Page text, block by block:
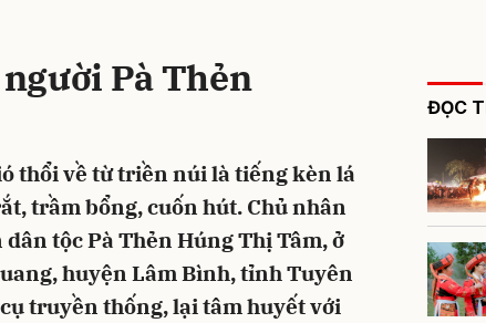
Pà Thẻn
thổi về từ triền núi là tiếng kèn lá
trầm bổng, cuốn hút. Chủ nhân
tộc Pà Thẻn Húng Thị Tâm, ở
huyện Lâm Bình, tỉnh Tuyên
truyền thống, lại tâm huyết với
ĐỌC
Hủy Gửi